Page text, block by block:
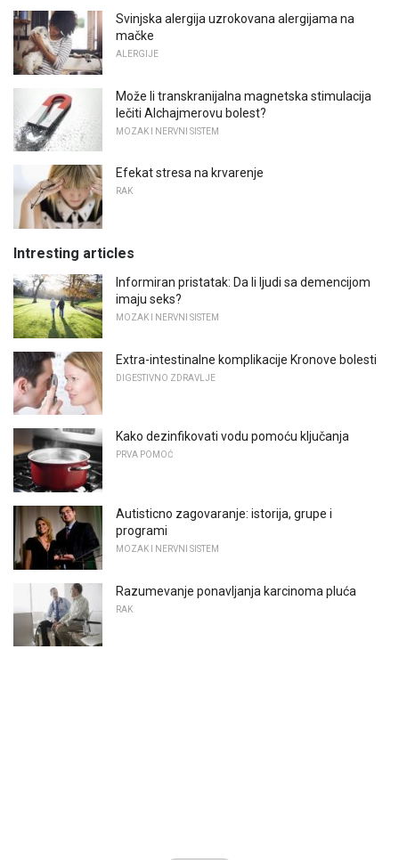
Svinjska alergija uzrokovana alergijama na
mačke
ALERGIJE
Može li transkranijalna magnetska stimulacija
lečiti Alchajmerovu bolest?
MOZAK I NERVNI SISTEM
Efekat stresa na krvarenje
RAK
Intresting articles
Informiran pristatak: Da li ljudi sa demencijom
imaju seks?
MOZAK I NERVNI SISTEM
Extra-intestinalne komplikacije Kronove bolesti
DIGESTIVNO ZDRAVLJE
Kako dezinfikovati vodu pomoću ključanja
PRVA POMOĆ
Autisticno zagovaranje: istorija, grupe i
programi
MOZAK I NERVNI SISTEM
Razumevanje ponavljanja karcinoma pluća
RAK